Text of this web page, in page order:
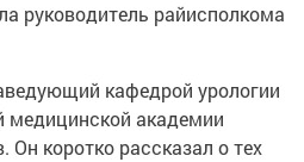
руководитель райисполкома
кафедрой урологии
медицинской академии
Он коротко рассказал о тех